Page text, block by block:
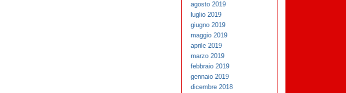
agosto 2019
luglio 2019
giugno 2019
maggio 2019
aprile 2019
marzo 2019
febbraio 2019
gennaio 2019
dicembre 2018